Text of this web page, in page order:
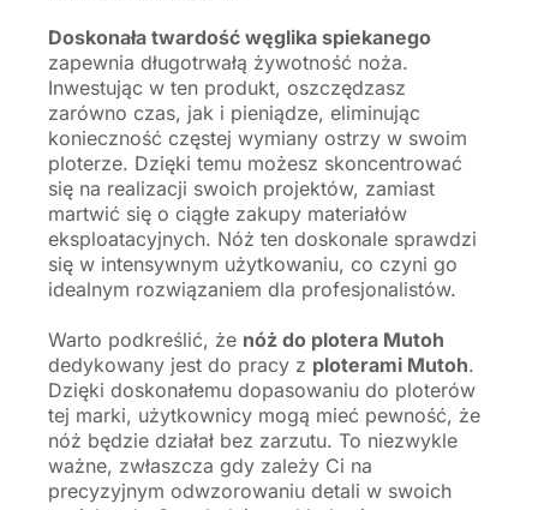
Doskonała twardość węglika spiekanego
zapewnia długotrwałą żywotność noża.
Inwestując w ten produkt, oszczędzasz
zarówno czas, jak i pieniądze, eliminując
konieczność częstej wymiany ostrzy w swoim
ploterze. Dzięki temu możesz skoncentrować
się na realizacji swoich projektów, zamiast
martwić się o ciągłe zakupy materiałów
eksploatacyjnych. Nóż ten doskonale sprawdzi
się w intensywnym użytkowaniu, co czyni go
idealnym rozwiązaniem dla profesjonalistów.
Warto podkreślić, że nóż do plotera Mutoh
dedykowany jest do pracy z ploterami Mutoh.
Dzięki doskonałemu dopasowaniu do ploterów
tej marki, użytkownicy mogą mieć pewność, że
nóż będzie działał bez zarzutu. To niezwykle
ważne, zwłaszcza gdy zależy Ci na
precyzyjnym odwzorowaniu detali w swoich